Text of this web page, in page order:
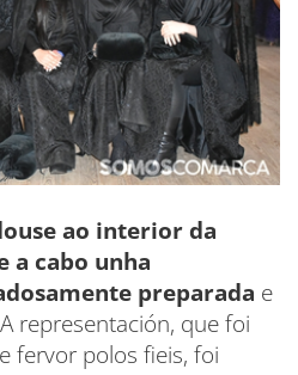
ao interior da
a cabo unha
preparada e
representación, que foi
fervor polos fieis, foi